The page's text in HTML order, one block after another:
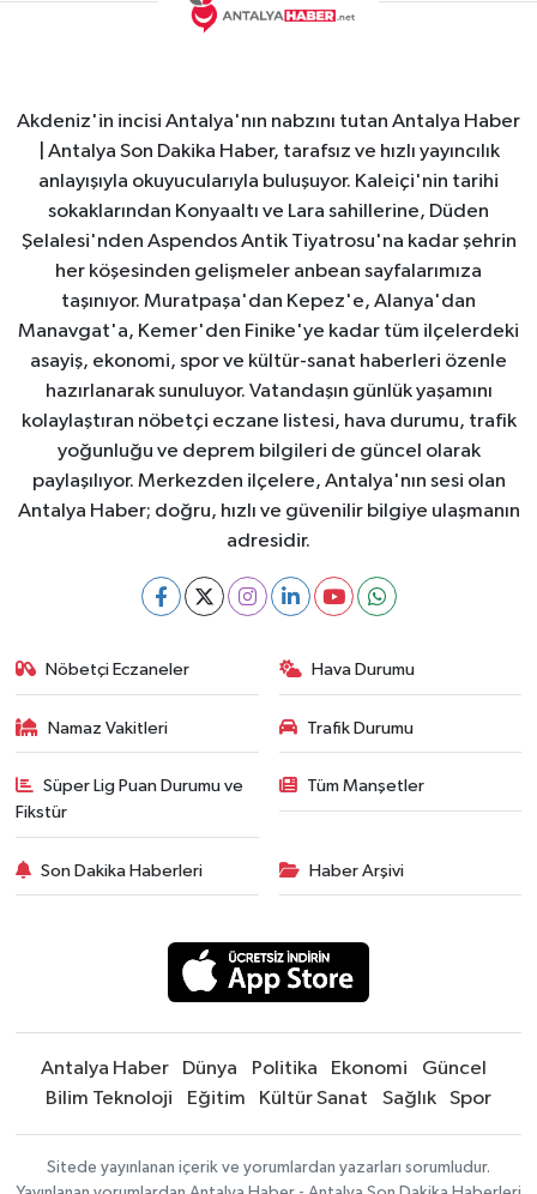
Akdeniz'in incisi Antalya'nın nabzını tutan Antalya Haber
| Antalya Son Dakika Haber, tarafsız ve hızlı yayıncılık
anlayışıyla okuyucularıyla buluşuyor. Kaleiçi'nin tarihi
sokaklarından Konyaaltı ve Lara sahillerine, Düden
Şelalesi'nden Aspendos Antik Tiyatrosu'na kadar şehrin
her köşesinden gelişmeler anbean sayfalarımıza
taşınıyor. Muratpaşa'dan Kepez'e, Alanya'dan
Manavgat'a, Kemer'den Finike'ye kadar tüm ilçelerdeki
asayiş, ekonomi, spor ve kültür-sanat haberleri özenle
hazırlanarak sunuluyor. Vatandaşın günlük yaşamını
kolaylaştıran nöbetçi eczane listesi, hava durumu, trafik
yoğunluğu ve deprem bilgileri de güncel olarak
paylaşılıyor. Merkezden ilçelere, Antalya'nın sesi olan
Antalya Haber; doğru, hızlı ve güvenilir bilgiye ulaşmanın
adresidir.
Nöbetçi Eczaneler Hava Durumu
Namaz Vakitleri Trafik Durumu
Süper Lig Puan Durumu ve
Fikstür
Tüm Manşetler
Son Dakika Haberleri Haber Arşivi
Antalya Haber Dünya Politika Ekonomi
Güncel
Bilim Teknoloji
Eğitim Kültür Sanat Sağlık Spor
Sitede yayınlanan içerik ve yorumlardan yazarları sorumludur.